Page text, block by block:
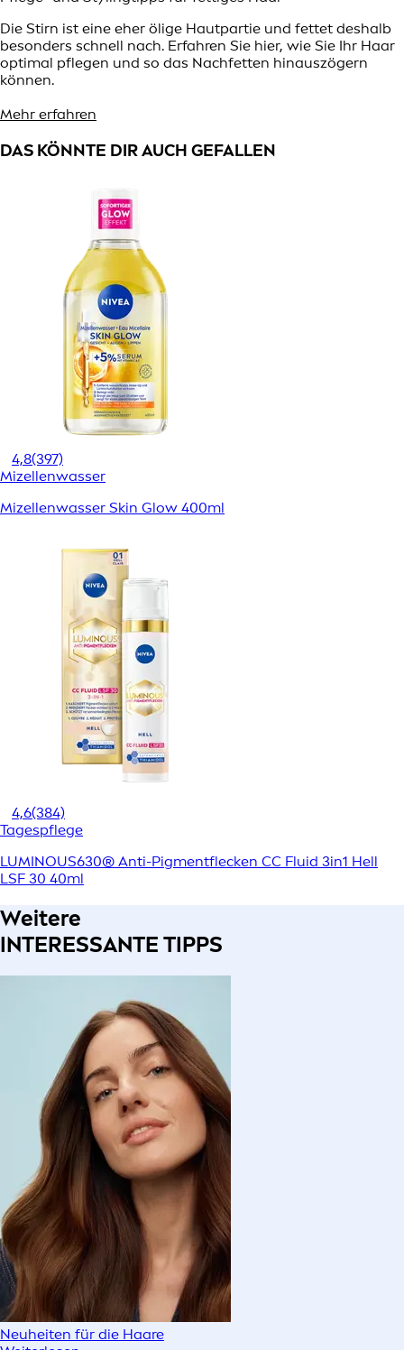
Die Stirn ist eine eher ölige Hautpartie und fettet deshalb
besonders schnell nach. Erfahren Sie hier, wie Sie Ihr Haar
optimal pflegen und so das Nachfetten hinauszögern
können.
Mehr erfahren
DAS KÖNNTE DIR AUCH GEFALLEN
4,8(397)
Mizellenwasser
Mizellenwasser Skin Glow 400ml
4,6(384)
Tagespflege
LUMINOUS630® Anti-Pigmentflecken CC Fluid 3in1 Hell
LSF 30 40ml
Weitere
INTERESSANTE TIPPS
Neuheiten für die Haare